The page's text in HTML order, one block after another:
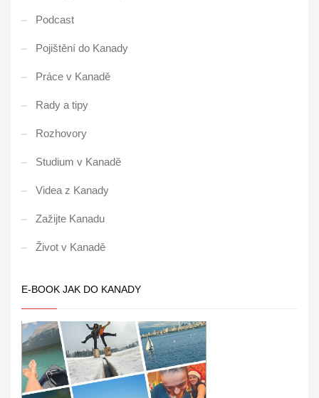
Podcast
Pojištění do Kanady
Práce v Kanadě
Rady a tipy
Rozhovory
Studium v Kanadě
Videa z Kanady
Zažijte Kanadu
Život v Kanadě
E-BOOK JAK DO KANADY